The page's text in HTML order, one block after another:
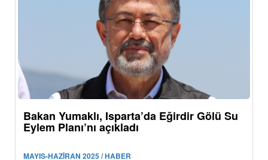
Bakan Yumaklı, Isparta’da Eğirdir Gölü Su
Eylem Planı’nı açıkladı
MAYIS-HAZİRAN 2025 / HABER